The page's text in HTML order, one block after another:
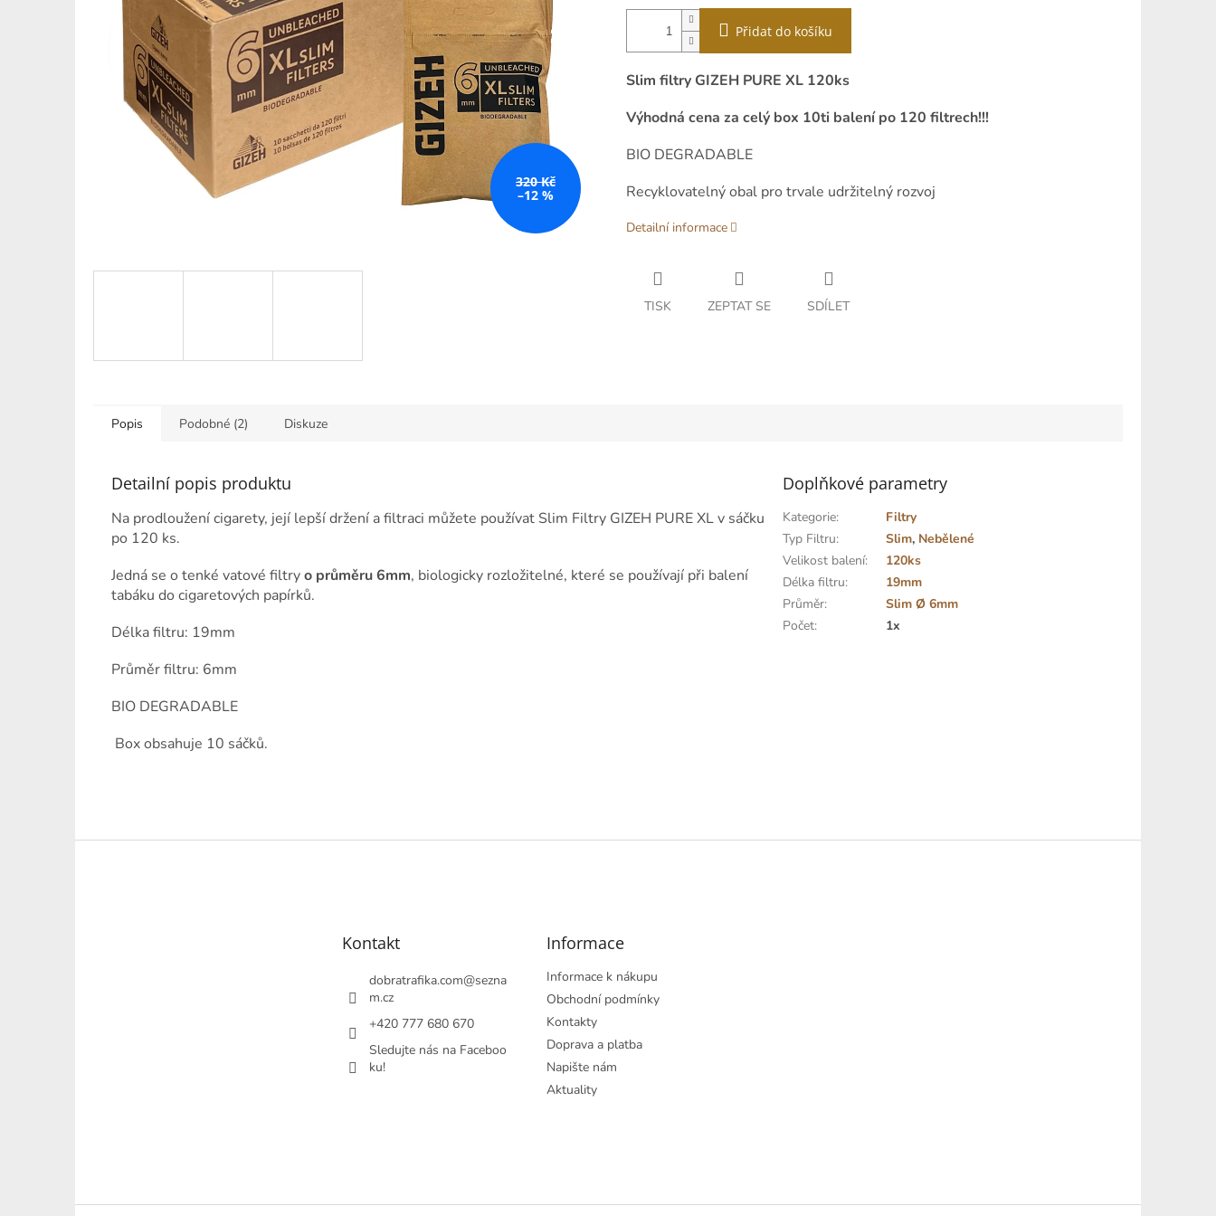
320 Kč
–12 %
Přidat do košíku
Slim filtry GIZEH PURE XL 120ks
Výhodná cena za celý box 10ti balení po 120 filtrech!!!
BIO DEGRADABLE
Recyklovatelný obal pro trvale udržitelný rozvoj
Detailní informace
TISK ZEPTAT SE SDÍLET
Popis Podobné (2) Diskuze
Detailní popis produktu
Na prodloužení cigarety, její lepší držení a filtraci můžete používat Slim Filtry GIZEH PURE XL v sáčku
po 120 ks.
Jedná se o tenké vatové filtryo průměru 6mm, biologicky rozložitelné, které se používají při balení
tabáku do cigaretových papírků.
Délka filtru: 19mm
Průměr filtru: 6mm
BIO DEGRADABLE
Box obsahuje 10 sáčků.
Doplňkové parametry
Kategorie:
Filtry
Typ Filtru: Slim, Nebělené
Velikost balení:
120ks
Délka filtru:
19mm
Průměr:
Slim Ø 6mm
Počet: 1x
Kontakt
dobratrafika.com@sezna
m.cz
+420 777 680 670
Sledujte nás na Faceboo
ku!
Informace
Informace k nákupu
Obchodní podmínky
Kontakty
Doprava a platba
Napište nám
Aktuality